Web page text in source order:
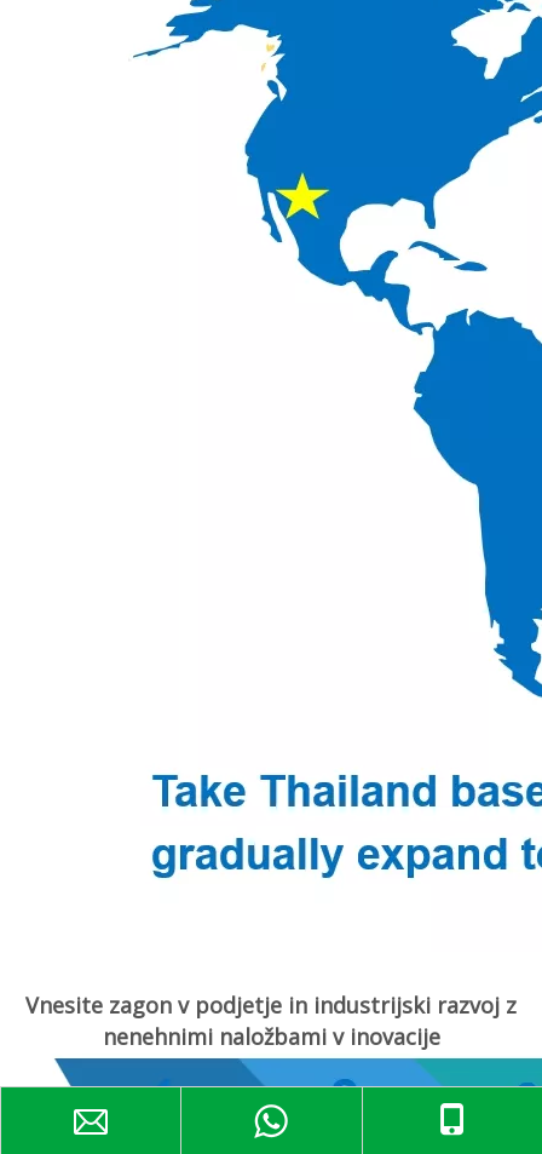
Vnesite zagon v podjetje in industrijski razvoj z
nenehnimi naložbami v inovacije